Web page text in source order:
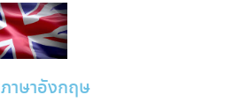
าษาอังกฤษ